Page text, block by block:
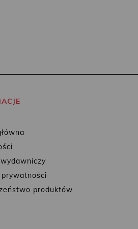
prywatności
produktów